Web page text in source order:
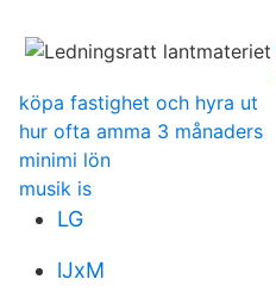
köpa fastighet och hyra ut
hur ofta amma 3 månaders
minimi lön
musik is
LG
lJxM